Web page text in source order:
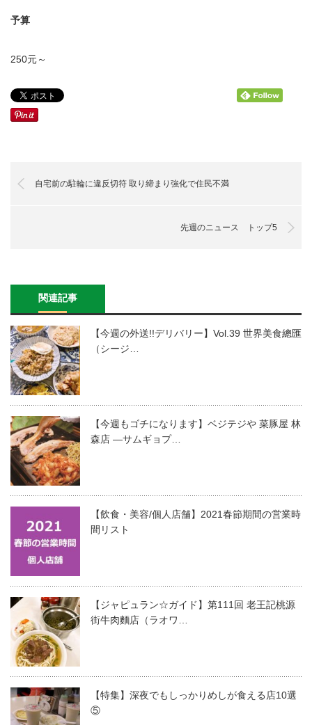
予算
250元～
自宅前の駐輪に違反切符 取り締まり強化で住民不満
先週のニュース トップ5
関連記事
【今週の外送!!デリバリー】Vol.39 世界美食總匯
（シージ…
【今週もゴチになります】ベジテジや 菜豚屋 林
森店 —サムギョプ…
【飲食・美容/個人店舗】2021春節期間の営業時
間リスト
【ジャピュラン☆ガイド】第111回 老王記桃源
街牛肉麵店（ラオワ…
【特集】深夜でもしっかりめしが食える店10選
⑤